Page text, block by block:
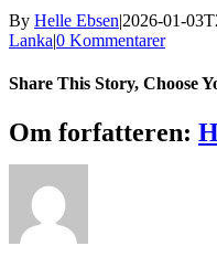
By Helle Ebsen|2026-01-
Lanka|0 Kommentarer
Share This Story, Choose
Facebook
X
Reddit
LinkedIn
WhatsApp
Telegram
Tumblr
Pinterest
Vk
Xing
E-
mail
Om forfatteren: